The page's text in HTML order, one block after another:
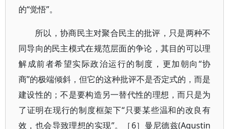
的“觉悟”。
所以，协商民主对聚合民主的批评，只是两种不
同导向的民主模式在规范层面的争论，其目的可以理
解成前者希望实际政治运行的制度，更加朝向“协
商”的极端倾斜，但它的这种批评不是否定式的，而是
建设性的；不是要构造另一替代性的理想，而只是为
了证明在现行的制度框架下“只要某些温和的改良有
效，也会导致理想的实现”。［6］曼尼德兹(Agustin